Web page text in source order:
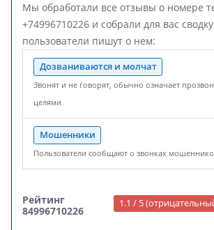
Мы обработали все отзывы о номере
+74996710226 и собрали для вас
пользователи пишут о нем:
Дозваниваются и молчат
Звонят и не говорят, обычно означает
целями
Мошенники
Пользователи сообщают о звонках
Рейтинг
84996710226
1.1 / 5